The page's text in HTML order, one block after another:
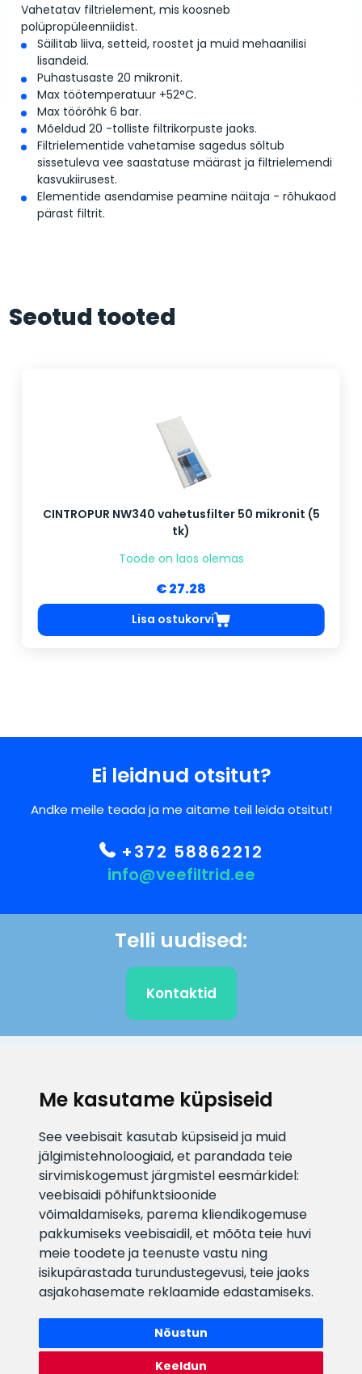
Me kasutame küpsiseid
See veebisait kasutab küpsiseid ja muid
jälgimistehnoloogiaid, et parandada teie
sirvimiskogemust järgmistel eesmärkidel:
veebisaidi põhifunktsioonide
võimaldamiseks, parema kliendikogemuse
pakkumiseks veebisaidil,et mõõta teie huvi
meie toodete ja teenuste vastu ning
isikupärastada turundustegevusi, teie jaoks
asjakohasemate reklaamide edastamiseks.
Nõustun
Keeldun
Vahetatav filtrielement, mis koosneb
polüpropüleenniidist.
Säilitab liiva, setteid, roostet ja muid mehaanilisi
lisandeid.
Puhastusaste 20 mikronit.
Max töötemperatuur +52°C.
Max töörõhk 6 bar.
Mõeldud 20 -tolliste filtrikorpuste jaoks.
Filtrielementide vahetamise sagedus sõltub
sissetuleva vee saastatuse määrast ja filtrielemendi
kasvukiirusest.
Elementide asendamise peamine näitaja - rõhukaod
pärast filtrit.
Seotud tooted
CINTROPUR NW340 vahetusfilter 50 mikronit (5
tk)
Toode on laos olemas
€ 27.28
Lisa ostukorvi
Ei leidnud otsitut?
Andke meile teada ja me aitame teil leida otsitut!
+372 58862212
info@veefiltrid.ee
Telli uudised:
Kontaktid
info@veefiltrid.ee
Infotelefon
+372 58862212
Vaata tööaegu
Reti tee 11, Peetri, 75312 Harju
maakond, Estonia